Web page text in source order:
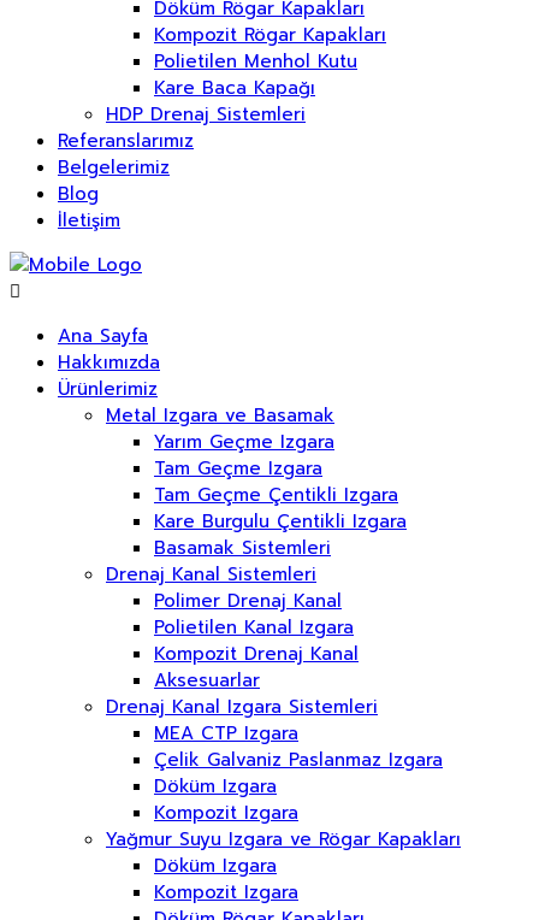
Döküm Rögar Kapakları
Kompozit Rögar Kapakları
Polietilen Menhol Kutu
Kare Baca Kapağı
HDP Drenaj Sistemleri
Referanslarımız
Belgelerimiz
Blog
İletişim
Ana Sayfa
Hakkımızda
Ürünlerimiz
Metal Izgara ve Basamak
Yarım Geçme Izgara
Tam Geçme Izgara
Tam Geçme Çentikli Izgara
Kare Burgulu Çentikli Izgara
Basamak Sistemleri
Drenaj Kanal Sistemleri
Polimer Drenaj Kanal
Polietilen Kanal Izgara
Kompozit Drenaj Kanal
Aksesuarlar
Drenaj Kanal Izgara Sistemleri
MEA CTP Izgara
Çelik Galvaniz Paslanmaz Izgara
Döküm Izgara
Kompozit Izgara
Yağmur Suyu Izgara ve Rögar Kapakları
Döküm Izgara
Kompozit Izgara